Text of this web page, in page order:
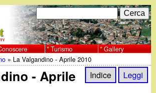
F
o
r
m
C
e
r
c
a
Turismo Gallery
» La Valgandino - Aprile 2010
Indice Leggi
- Aprile